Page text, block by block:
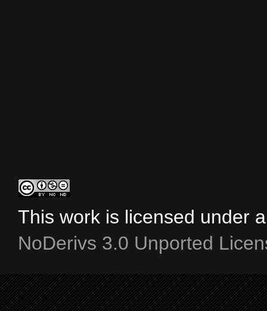
This work is licensed under
NoDerivs 3.0 Unported